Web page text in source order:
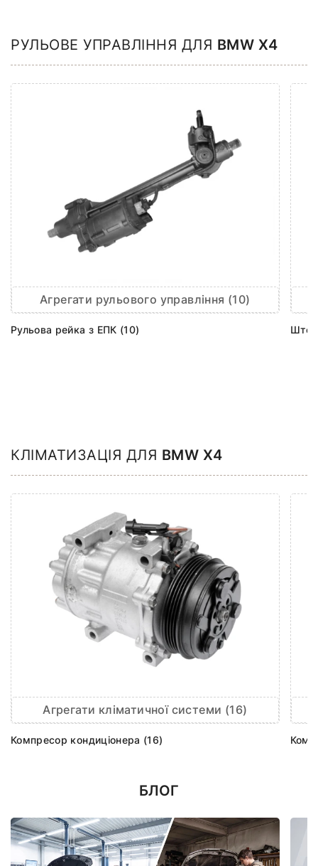
РУЛЬОВЕ УПРАВЛІННЯ ДЛЯ BMW X4
Агрегати рульового управління (10)
Рульова рейка з ЕПК (10) Шток
КЛІМАТИЗАЦІЯ ДЛЯ BMW X4
Агрегати кліматичної системи (16)
Компресор кондиціонера (16)
БЛОГ